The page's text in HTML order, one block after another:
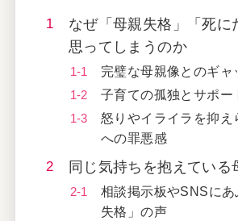
なぜ「母親失格」「死に
思ってしまうのか
完璧な母親像とのギャ
子育ての孤独とサポー
怒りやイライラを抑え
への罪悪感
同じ気持ちを抱えている
相談掲示板やSNSにあ
失格」の声